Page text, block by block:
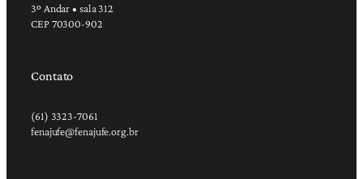
3º Andar • sala 312
CEP 70300-902
Contato
(61) 3323-7061
fenajufe@fenajufe.org.br